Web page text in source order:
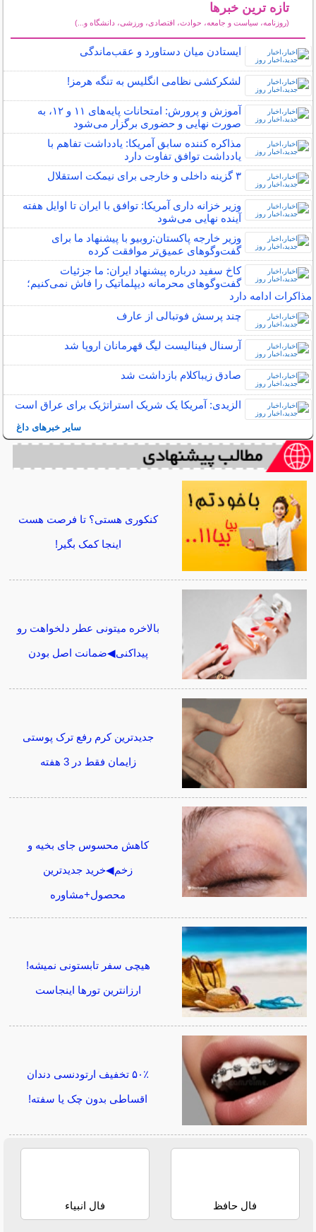
تازه ترین خبرها
(روزنامه، سیاست و جامعه، حوادث، اقتصادی، ورزشی، دانشگاه و...)
ایستادن میان دستاورد و عقب‌ماندگی
لشکرکشی نظامی انگلیس به تنگه هرمز!
آموزش و پرورش: امتحانات پایه‌های ۱۱ و ۱۲، به
صورت نهایی و حضوری برگزار می‌شود
مذاکره کننده سابق آمریکا: یادداشت تفاهم با
یادداشت توافق تفاوت دارد
۳ گزینه داخلی و خارجی برای نیمکت استقلال
وزیر خزانه داری آمریکا: توافق با ایران تا اوایل هفته
آینده نهایی می‌شود
وزیر خارجه پاکستان:روبیو با پیشنهاد ما برای
گفت‌وگوهای عمیق‌تر موافقت کرده
کاخ سفید درباره پیشنهاد ایران: ما جزئیات
گفت‌و‌گو‌های محرمانه دیپلماتیک را فاش نمی‌کنیم؛
مذاکرات ادامه دارد
چند پرسش فوتبالی از عارف
آرسنال فینالیست لیگ قهرمانان اروپا شد
صادق زیباکلام بازداشت شد
الزیدی: آمریکا یک شریک استراتژیک برای عراق است
سایر خبرهای داغ
کنکوری هستی؟ تا فرصت هست
اینجا کمک بگیر!
بالاخره میتونی عطر دلخواهت رو
پیداکنی◀ضمانت اصل بودن
جدیدترین کرم رفع ترک پوستی
زایمان فقط در 3 هفته
کاهش محسوس جای بخیه و
زخم◀خرید جدیدترین
محصول+مشاوره
هیچی سفر تابستونی نمیشه!
ارزانترین تورها اینجاست
۵۰٪ تخفیف ارتودنسی دندان
اقساطی بدون چک یا سفته!
فال حافظ فال انبیاء